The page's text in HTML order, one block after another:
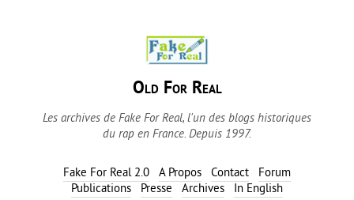
Old For Real
Les archives de Fake For Real, l'un des blogs historiques
du rap en France. Depuis 1997.
Fake For Real 2.0 A Propos Contact
Forum
Publications
Presse Archives In English